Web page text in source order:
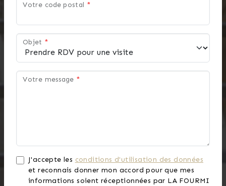
Votre code postal *
Objet *
Votre message *
J'accepte les conditions d'utilisation des données
et reconnais donner mon accord pour que mes
informations soient réceptionnées par LA FOURMI